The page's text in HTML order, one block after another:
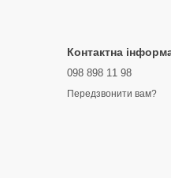
Контактна
098 898 11 98
Передзвонити вам?